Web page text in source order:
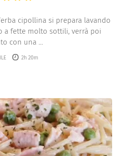
cipollina si prepara lavando
a fette molto sottili, verrà poi
con una ...
2h 20m